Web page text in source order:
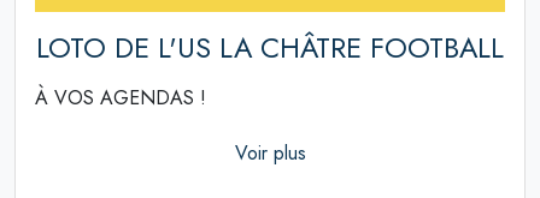
LOTO DE L'US LA CHÂTRE FOOTBALL
À VOS AGENDAS !
Voir plus